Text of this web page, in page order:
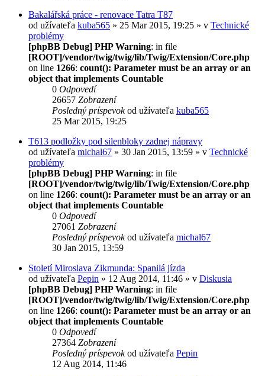
Bakalářská práce - renovace Tatra T87
od užívateľa kuba565 » 25 Mar 2015, 19:25 » v Technické
problémy
[phpBB Debug] PHP Warning: in file
[ROOT]/vendor/twig/twig/lib/Twig/Extension/Core.php
on line 1266: count(): Parameter must be an array or an
object that implements Countable
0 Odpovedí
26657 Zobrazení
Posledný príspevokod užívateľa kuba565
25 Mar 2015, 19:25
T613 podložky pod silenbloky zadnej nápravy
od užívateľa michal67 » 30 Jan 2015, 13:59 » v Technické
problémy
[phpBB Debug] PHP Warning: in file
[ROOT]/vendor/twig/twig/lib/Twig/Extension/Core.php
on line 1266: count(): Parameter must be an array or an
object that implements Countable
0 Odpovedí
27061 Zobrazení
Posledný príspevokod užívateľa michal67
30 Jan 2015, 13:59
Století Miroslava Zikmunda: Spanilá jízda
od užívateľa Pepin » 12 Aug 2014, 11:46 » v Diskusia
[phpBB Debug] PHP Warning: in file
[ROOT]/vendor/twig/twig/lib/Twig/Extension/Core.php
on line 1266: count(): Parameter must be an array or an
object that implements Countable
0 Odpovedí
27364 Zobrazení
Posledný príspevokod užívateľa Pepin
12 Aug 2014, 11:46